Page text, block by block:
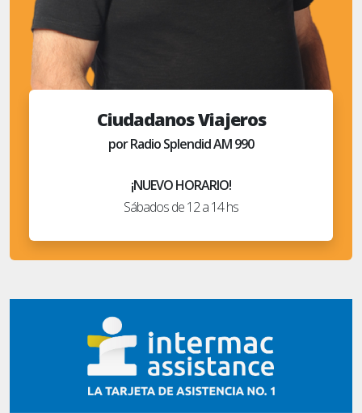
Ciudadanos Viajeros
por Radio Splendid AM 990
¡NUEVO HORARIO!
Sábados de 12 a 14 hs